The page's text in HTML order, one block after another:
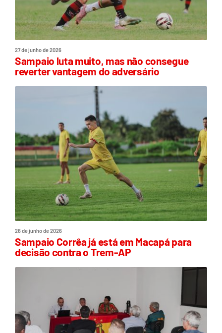
27 de junho de 2026
Sampaio luta muito, mas não consegue
reverter vantagem do adversário
26 de junho de 2026
Sampaio Corrêa já está em Macapá para
decisão contra o Trem-AP